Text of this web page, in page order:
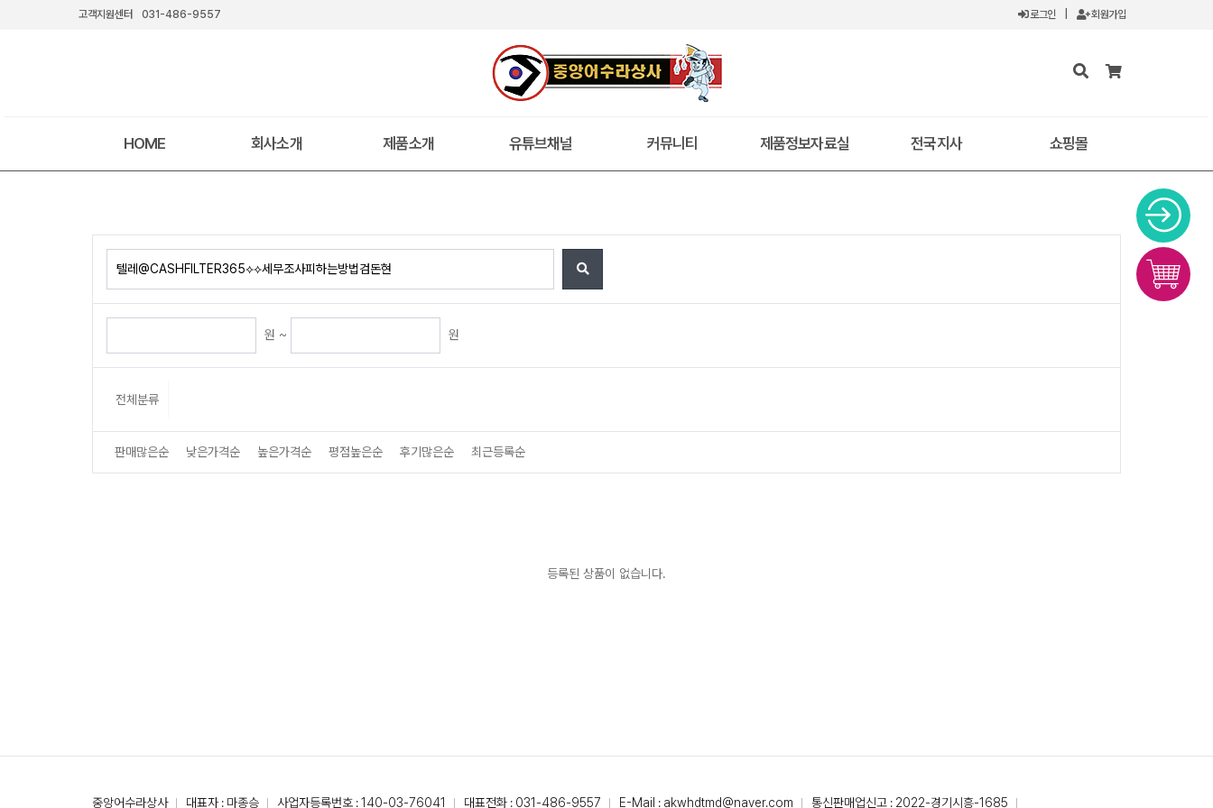
고객지원센터 031-486-9557 로그인 회원가입
HOME 회사소개 제품소개 유튜브채널 커뮤니티 제품정보자료실 전국지사 쇼핑몰
원 ~ 원
전체분류
판매많은순 낮은가격순 높은가격순 평점높은순 후기많은순 최근등록순
등록된 상품이 없습니다.
중앙어수라상사 대표자 : 마종승 사업자등록번호 : 140-03-76041 대표전화 : 031-486-9557 E-Mail : akwhdtmd@naver.com 통신판매업신고 : 2022-경기시흥-1685